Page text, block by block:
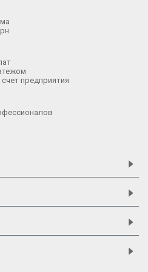
предприятия